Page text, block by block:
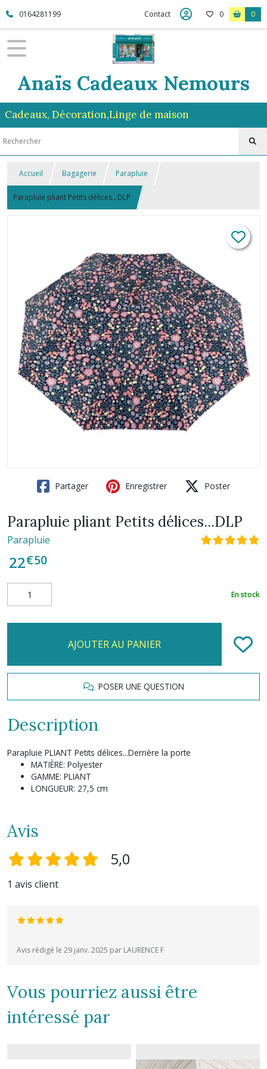
0164281199 Contact 0 0
Anaïs Cadeaux Nemours
Cadeaux, Décoration,Linge de maison
Accueil Bagagerie Parapluie
Parapluie pliant Petits délices...DLP
Partager Enregistrer Poster
Parapluie pliant Petits délices...DLP
Parapluie
22€50
En stock
AJOUTER AU PANIER
POSER UNE QUESTION
Description
Parapluie PLIANT Petits délices...Derrière la porte
MATIÈRE: Polyester
GAMME: PLIANT
LONGUEUR: 27,5 cm
Avis
5,0
1 avis client
Avis rédigé le 29 janv. 2025 par LAURENCE F
Vous pourriez aussi être
intéressé par